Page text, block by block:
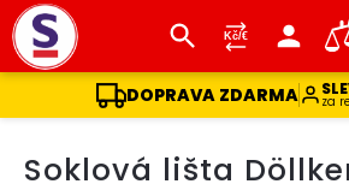
DOPRAVA ZDARMA za
Soklová lišta